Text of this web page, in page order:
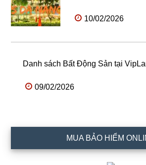
10/02/2026
Danh sách Bất Động Sản tại
09/02/2026
MUA BẢO HIỂM